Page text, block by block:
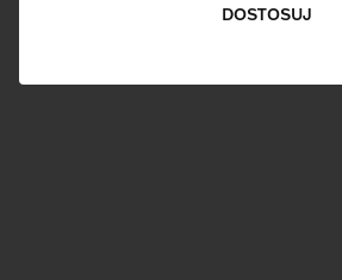
DOSTOSUJ